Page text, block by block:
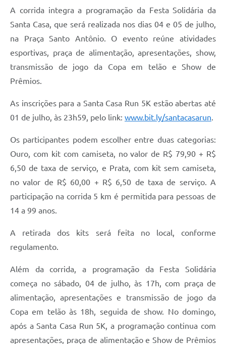
A corrida integra a programação da Festa Solidária da
Santa Casa, que será realizada nos dias 04 e 05 de julho,
na Praça Santo Antônio. O evento reúne atividades
esportivas, praça de alimentação, apresentações, show,
transmissão de jogo da Copa em telão e Show de
Prêmios.
As inscrições para a Santa Casa Run 5K estão abertas até
01 de julho, às 23h59, pelo link: www.bit.ly/santacasarun.
Os participantes podem escolher entre duas categorias:
Ouro, com kit com camiseta, no valor de R$ 79,90 + R$
6,50 de taxa de serviço, e Prata, com kit sem camiseta,
no valor de R$ 60,00 + R$ 6,50 de taxa de serviço. A
participação na corrida 5 km é permitida para pessoas de
14 a 99 anos.
A retirada dos kits será feita no local, conforme
regulamento.
Além da corrida, a programação da Festa Solidária
começa no sábado, 04 de julho, às 17h, com praça de
alimentação, apresentações e transmissão de jogo da
Copa em telão às 18h, seguida de show. No domingo,
após a Santa Casa Run 5K, a programação continua com
apresentações, praça de alimentação e Show de Prêmios